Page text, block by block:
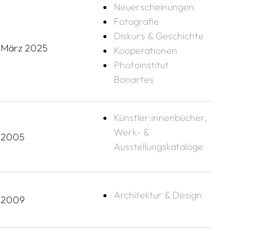
März 2025
Neuerscheinungen
Fotografie
Diskurs & Geschichte
Kooperationen
Photoinstitut
Bonartes
2005
Künstler:innenbücher,
Werk- &
Ausstellungskataloge
2009 Architektur & Design